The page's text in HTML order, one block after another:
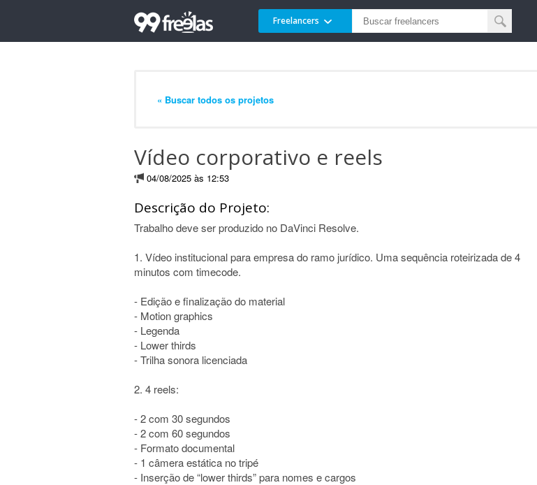
Freelancers
« Buscar todos os projetos
Vídeo corporativo e reels
04/08/2025 às 12:53
Descrição do Projeto:
Trabalho deve ser produzido no DaVinci Resolve.
1. Vídeo institucional para empresa do ramo jurídico. Uma sequência roteirizada de 4
minutos com timecode.
- Edição e finalização do material
- Motion graphics
- Legenda
- Lower thirds
- Trilha sonora licenciada
2. 4 reels:
- 2 com 30 segundos
- 2 com 60 segundos
- Formato documental
- 1 câmera estática no tripé
- Inserção de “lower thirds” para nomes e cargos